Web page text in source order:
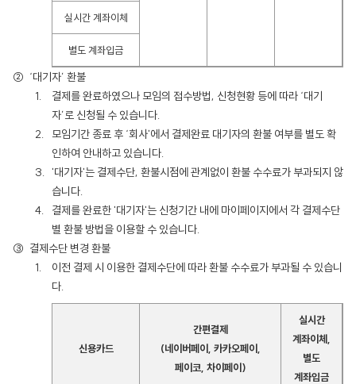
실시간 계좌이체
별도 계좌입금
‘대기자’ 환불
결제를 완료하였으나 모임의 접수방법, 신청현황 등에 따라 ‘대기
자’로 신청될 수 있습니다.
모임기간 종료 후 ‘회사'에서 결제완료 대기자의 환불 여부를 별도 확
인하여 안내하고 있습니다.
'대기자'는 결제수단, 환불시점에 관계없이 환불 수수료가 부과되지 않
습니다.
결제를 완료한 '대기자'는 신청기간 내에 마이페이지에서 각 결제수단
별 환불 방법을 이용할 수 있습니다.
결제수단 변경 환불
이전 결제 시 이용한 결제수단에 따라 환불 수수료가 부과될 수 있습니
다.
신용카드
간편결제
(네이버페이, 카카오페이,
페이코, 차이페이)
실시간
계좌이체,
별도
계좌입금